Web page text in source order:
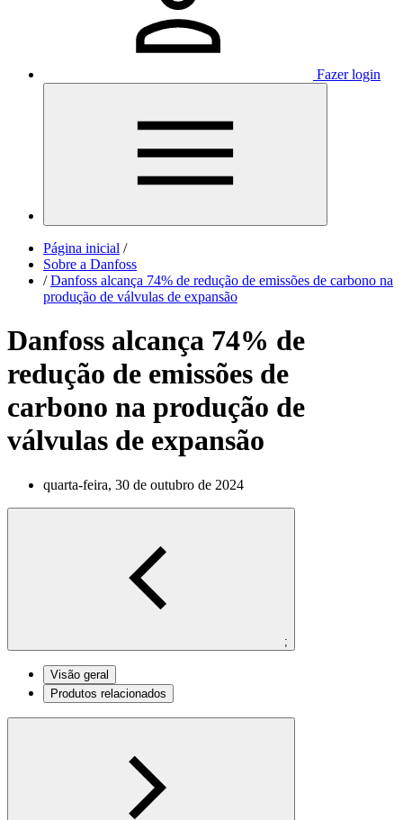
Fazer login
Página inicial /
Sobre a Danfoss
/ Danfoss alcança 74% de redução de emissões de carbono na
produção de válvulas de expansão
Danfoss alcança 74% de
redução de emissões de
carbono na produção de
válvulas de expansão
quarta-feira, 30 de outubro de 2024
;
Visão geral
Produtos relacionados